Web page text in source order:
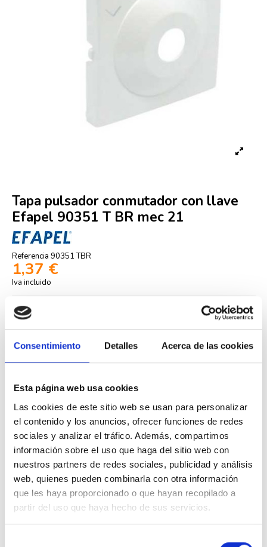
Consentimiento Detalles Acerca de las cookies
Esta página web usa cookies
Las cookies de este sitio web se usan para personalizar
el contenido y los anuncios, ofrecer funciones de redes
sociales y analizar el tráfico. Además, compartimos
información sobre el uso que haga del sitio web con
nuestros partners de redes sociales, publicidad y análisis
web, quienes pueden combinarla con otra información
que les haya proporcionado o que hayan recopilado a
partir del uso que haya hecho de sus servicios.
Tapa pulsador conmutador con llave
Efapel 90351 T BR mec 21
Referencia 90351 TBR
1,37 €
Iva incluido
Lareferencia 90351 TBR deEfapeles una tapa de color blanco
diseñada específicamente para mecanismos pulsador/conmutador con
llave de la serie Logus 90.
Esta tapa está fabricada para el mecanismo 21352. Su acabado en
blanco aporta un aspecto limpio y discreto que encaja bien en
instalaciones residenciales y comerciales.
Las características principales incluyen:
Compatible con mecanismo pulsador/conmutador con llave